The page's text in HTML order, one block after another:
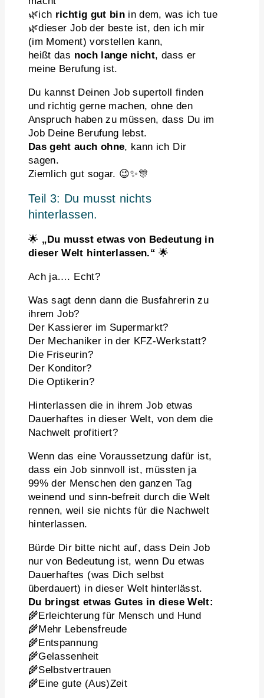
🌿ich richtig gut bin in dem, was ich tue
🌿dieser Job der beste ist, den ich mir
(im Moment) vorstellen kann,
heißt das noch lange nicht, dass er
meine Berufung ist.
Du kannst Deinen Job supertoll finden
und richtig gerne machen, ohne den
Anspruch haben zu müssen, dass Du im
Job Deine Berufung lebst.
Das geht auch ohne, kann ich Dir
sagen.
Ziemlich gut sogar. 😉✨🎊
Teil 3: Du musst nichts
hinterlassen.
🌟 „Du musst etwas von Bedeutung in
dieser Welt hinterlassen.“ 🌟
Ach ja…. Echt?
Was sagt denn dann die Busfahrerin zu
ihrem Job?
Der Kassierer im Supermarkt?
Der Mechaniker in der KFZ-Werkstatt?
Die Friseurin?
Der Konditor?
Die Optikerin?
Hinterlassen die in ihrem Job etwas
Dauerhaftes in dieser Welt, von dem die
Nachwelt profitiert?
Wenn das eine Voraussetzung dafür ist,
dass ein Job sinnvoll ist, müssten ja
99% der Menschen den ganzen Tag
weinend und sinn-befreit durch die Welt
rennen, weil sie nichts für die Nachwelt
hinterlassen.
Bürde Dir bitte nicht auf, dass Dein Job
nur von Bedeutung ist, wenn Du etwas
Dauerhaftes (was Dich selbst
überdauert) in dieser Welt hinterlässt.
Du bringst etwas Gutes in diese Welt:
🌾Erleichterung für Mensch und Hund
🌾Mehr Lebensfreude
🌾Entspannung
🌾Gelassenheit
🌾Selbstvertrauen
🌾Eine gute (Aus)Zeit